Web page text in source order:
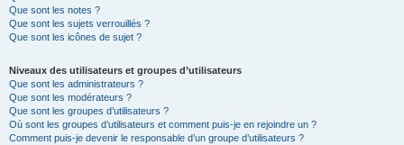
Que sont les notes ?
Que sont les sujets verrouillés ?
Que sont les icônes de sujet ?
Niveaux des utilisateurs et groupes d’utilisateurs
Que sont les administrateurs ?
Que sont les modérateurs ?
Que sont les groupes d’utilisateurs ?
Où sont les groupes d’utilisateurs et comment puis-je en rejoindre un ?
Comment puis-je devenir le responsable d’un groupe d’utilisateurs ?